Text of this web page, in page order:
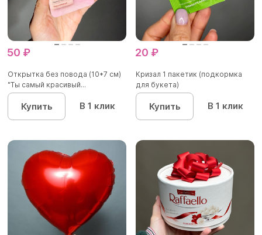
50 ₽
Открытка без повода (10*7 см)
"Ты самый красивый...
Купить В 1 клик
20 ₽
Кризал 1 пакетик (подкормка
для букета)
Купить В 1 клик